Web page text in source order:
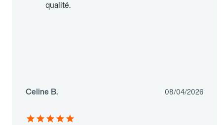
qualité.
Celine B. 08/04/2026